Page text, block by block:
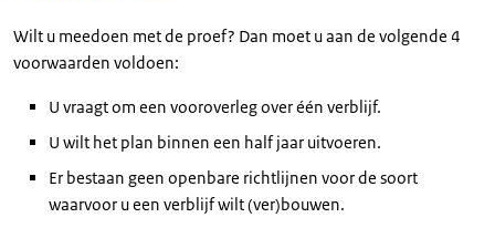
Wilt u meedoen met de proef? Dan moet u aan de volgende 4
voorwaarden voldoen:
U vraagt om een vooroverleg over één verblijf.
U wilt het plan binnen een half jaar uitvoeren.
Er bestaan geen openbare richtlijnen voor de soort
waarvoor u een verblijf wilt (ver)bouwen.